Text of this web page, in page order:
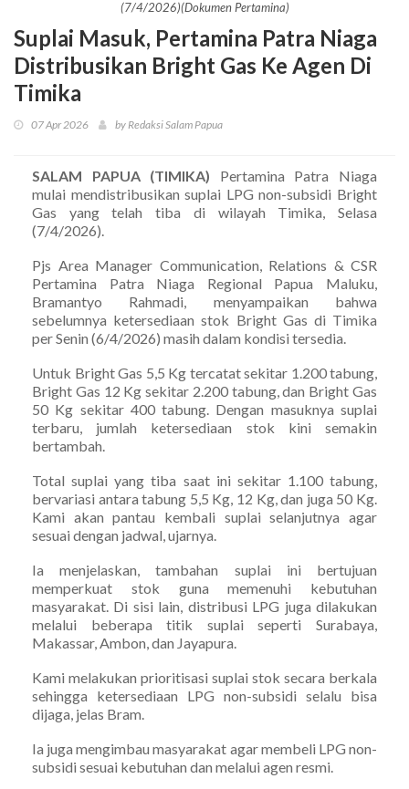
(7/4/2026)(Dokumen Pertamina)
Suplai Masuk, Pertamina Patra Niaga
Distribusikan Bright Gas Ke Agen Di
Timika
07 Apr 2026 by Redaksi Salam Papua
SALAM PAPUA (TIMIKA) Pertamina Patra Niaga
mulai mendistribusikan suplai LPG non-subsidi Bright
Gas yang telah tiba di wilayah Timika, Selasa
(7/4/2026).
Pjs Area Manager Communication, Relations & CSR
Pertamina Patra Niaga Regional Papua Maluku,
Bramantyo Rahmadi, menyampaikan bahwa
sebelumnya ketersediaan stok Bright Gas di Timika
per Senin (6/4/2026) masih dalam kondisi tersedia.
Untuk Bright Gas 5,5 Kg tercatat sekitar 1.200 tabung,
Bright Gas 12 Kg sekitar 2.200 tabung, dan Bright Gas
50 Kg sekitar 400 tabung. Dengan masuknya suplai
terbaru, jumlah ketersediaan stok kini semakin
bertambah.
Total suplai yang tiba saat ini sekitar 1.100 tabung,
bervariasi antara tabung 5,5 Kg, 12 Kg, dan juga 50 Kg.
Kami akan pantau kembali suplai selanjutnya agar
sesuai dengan jadwal, ujarnya.
Ia menjelaskan, tambahan suplai ini bertujuan
memperkuat stok guna memenuhi kebutuhan
masyarakat. Di sisi lain, distribusi LPG juga dilakukan
melalui beberapa titik suplai seperti Surabaya,
Makassar, Ambon, dan Jayapura.
Kami melakukan prioritisasi suplai stok secara berkala
sehingga ketersediaan LPG non-subsidi selalu bisa
dijaga, jelas Bram.
Ia juga mengimbau masyarakat agar membeli LPG non-
subsidi sesuai kebutuhan dan melalui agen resmi.